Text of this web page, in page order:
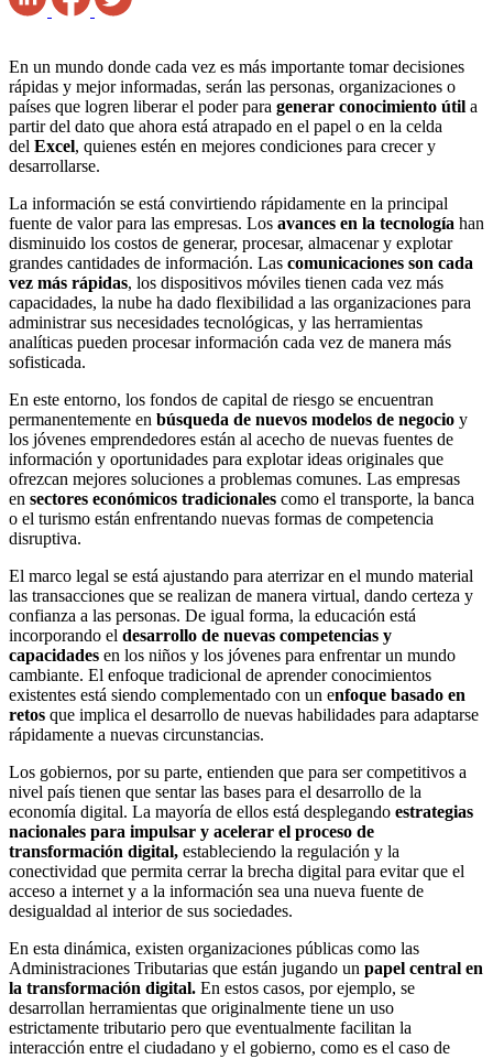
En un mundo donde cada vez es más importante tomar decisiones
rápidas y mejor informadas, serán las personas, organizaciones o
países que logren liberar el poder para generar conocimiento útil a
partir del dato que ahora está atrapado en el papel o en la celda
del Excel, quienes estén en mejores condiciones para crecer y
desarrollarse.
La información se está convirtiendo rápidamente en la principal
fuente de valor para las empresas. Los avances en la tecnología han
disminuido los costos de generar, procesar, almacenar y explotar
grandes cantidades de información. Las comunicaciones son cada
vez más rápidas, los dispositivos móviles tienen cada vez más
capacidades, la nube ha dado flexibilidad a las organizaciones para
administrar sus necesidades tecnológicas, y las herramientas
analíticas pueden procesar información cada vez de manera más
sofisticada.
En este entorno, los fondos de capital de riesgo se encuentran
permanentemente en búsqueda de nuevos modelos de negocio y
los jóvenes emprendedores están al acecho de nuevas fuentes de
información y oportunidades para explotar ideas originales que
ofrezcan mejores soluciones a problemas comunes. Las empresas
en sectores económicos tradicionales como el transporte, la banca
o el turismo están enfrentando nuevas formas de competencia
disruptiva.
El marco legal se está ajustando para aterrizar en el mundo material
las transacciones que se realizan de manera virtual, dando certeza y
confianza a las personas. De igual forma, la educación está
incorporando el desarrollo de nuevas competencias y
capacidades en los niños y los jóvenes para enfrentar un mundo
cambiante. El enfoque tradicional de aprender conocimientos
existentes está siendo complementado con un enfoque basado en
retos que implica el desarrollo de nuevas habilidades para adaptarse
rápidamente a nuevas circunstancias.
Los gobiernos, por su parte, entienden que para ser competitivos a
nivel país tienen que sentar las bases para el desarrollo de la
economía digital. La mayoría de ellos está desplegando estrategias
nacionales para impulsar y acelerar el proceso de
transformación digital, estableciendo la regulación y la
conectividad que permita cerrar la brecha digital para evitar que el
acceso a internet y a la información sea una nueva fuente de
desigualdad al interior de sus sociedades.
En esta dinámica, existen organizaciones públicas como las
Administraciones Tributarias que están jugando un papel central en
la transformación digital. En estos casos, por ejemplo, se
desarrollan herramientas que originalmente tiene un uso
estrictamente tributario pero que eventualmente facilitan la
interacción entre el ciudadano y el gobierno, como es el caso de